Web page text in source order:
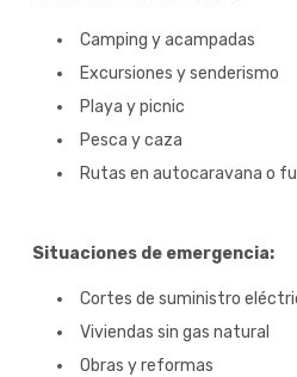
Camping y acampadas
Excursiones y senderismo
Playa y picnic
Pesca y caza
Rutas en autocaravana o
Situaciones de emergencia:
Cortes de suministro
Viviendas sin gas natural
Obras y reformas